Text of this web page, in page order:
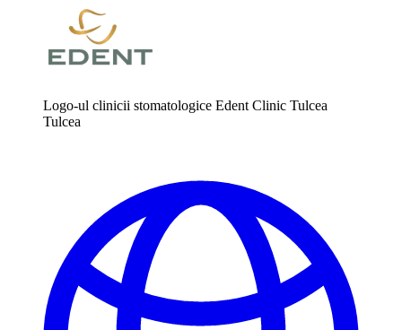
Logo-ul clinicii stomatologice Edent Clinic Tulcea
Tulcea